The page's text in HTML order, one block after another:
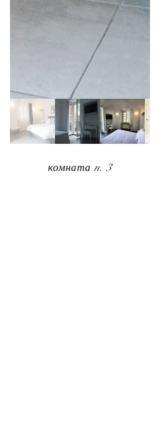
комната n. 3